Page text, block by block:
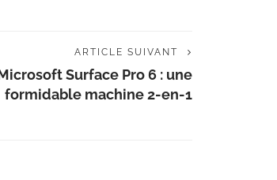
ARTICLE SUIVANT
Surface Pro 6 : une
formidable machine 2-en-1